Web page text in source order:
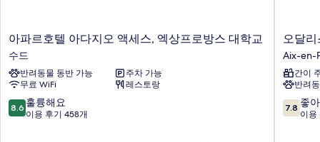
아
파
르
호
텔
아
다
아파르호텔 아다지오 액세스, 엑상프로방스 대학교
수드
반려동물 동반 가능
주차 가능
무료 WiFi
레스토랑
10
점
8.6 훌륭해요
이용 후기 458개
오
달
리
스
시
티
아
오달
Aix-en-
간이
반려
10
점
7.8 좋
이용